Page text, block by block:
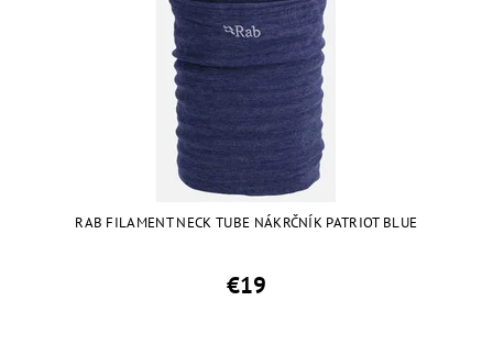
RAB FILAMENT NECK TUBE NÁKRČNÍK PATRIOT BLUE
€19